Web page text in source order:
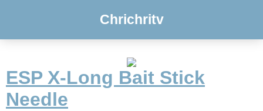
Chrichritv
ESP X-Long Bait Stick
Needle